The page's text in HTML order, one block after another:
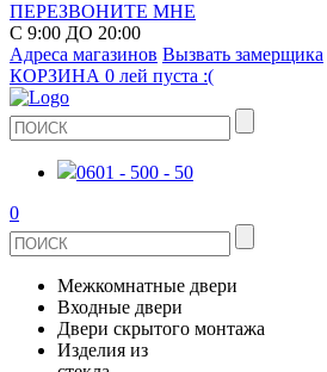
ПЕРЕЗВОНИТЕ МНЕ
С 9:00 ДО 20:00
Адреса магазинов Вызвать замерщика
КОРЗИНА 0 лей пуста :(
0601 - 500 - 50
0
Межкомнатные двери
ШПОНИРОВАНЫЕ
Входные двери
МЕТАЛЛИЧЕСКИЕ ДВЕРИ
Двери скрытого монтажа
СТЕКЛЯННЫЕ
Изделия из